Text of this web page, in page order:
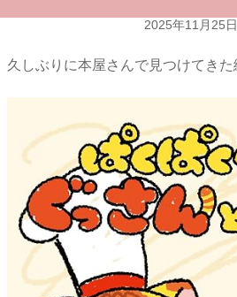
2025年11月25
久しぶりに本屋さんで見つけてきた